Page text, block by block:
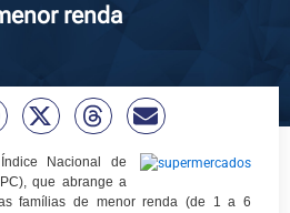
renda
Nacional de
que abrange a
famílias de menor renda (de 1 a 6